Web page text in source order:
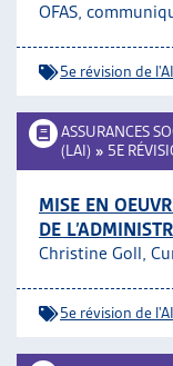
OFAS,
5e révision de l'AI
ASSURANCES
(LAI) » 5E
MISE EN
DE
Christine Goll,
5e révision de l'AI